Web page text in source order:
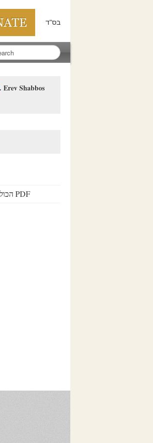
בס"ד
PDF of all the laws during Shiva and the Matzeiva – הכולל קיצור הלכות שבעה ונוסח המצבה והקמתה PDF